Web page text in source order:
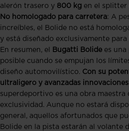
alerón trasero y 800 kg en el splitter
No homologado para carretera: A
increíbles, el Bolide no está
y está diseñado exclusivamente para
En resumen, el
Bugatti Bolide es una
posible cuando se empujan los
diseño automovilístico. Con su
ultraligero y avanzadas
superdeportivo es una obra maestra
exclusividad. Aunque no estará
general, aquellos afortunados que
Bolide en la pista estarán al volante